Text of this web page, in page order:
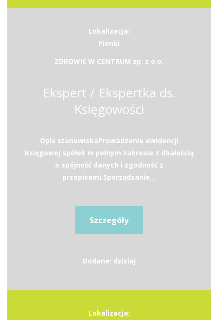
Lokalizacja:
Pionki
ZDROWIE W CENTRUM sp. z o.o.
Ekspert / Ekspertka ds.
Księgowości
Opis stanowiskaProwadzenie ewidencji
księgowej spółek w pełnym zakresie z dbałością
o spójność danych i zgodność z
przepisami.Sporządzanie...
Szczegóły
Dodane: dzisiaj
Lokalizacja: